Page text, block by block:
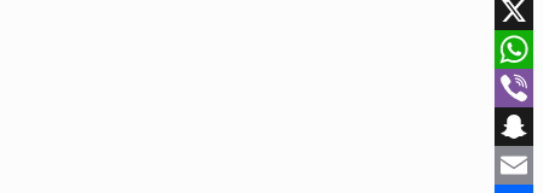
Facebook
X
WhatsApp
Viber
Snapchat